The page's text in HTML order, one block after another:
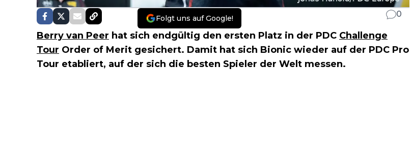
Folgt uns auf Google! 0
Berry van Peer hat sich endgültig den ersten Platz in der PDC Challenge
Tour Order of Merit gesichert. Damit hat sich Bionic wieder auf der PDC Pro
Tour etabliert, auf der sich die besten Spieler der Welt messen.